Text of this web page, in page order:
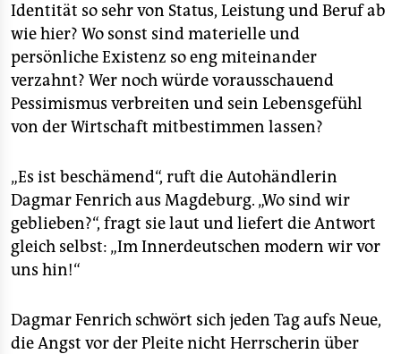
Identität so sehr von Status, Leistung und Beruf ab
wie hier? Wo sonst sind materielle und
persönliche Existenz so eng miteinander
verzahnt? Wer noch würde vorausschauend
Pessimismus verbreiten und sein Lebensgefühl
von der Wirtschaft mitbestimmen lassen?
„Es ist beschämend“, ruft die Autohändlerin
Dagmar Fenrich aus Magdeburg. „Wo sind wir
geblieben?“, fragt sie laut und liefert die Antwort
gleich selbst: „Im Innerdeutschen modern wir vor
uns hin!“
Dagmar Fenrich schwört sich jeden Tag aufs Neue,
die Angst vor der Pleite nicht Herrscherin über